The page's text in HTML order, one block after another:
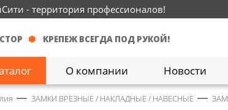
- территория профессионалов!
КРЕПЕЖ ВСЕГДА ПОД РУКОЙ!
О компании Новости
ЗАМКИ ВРЕЗНЫЕ / НАКЛАДНЫЕ / НАВЕСНЫЕ